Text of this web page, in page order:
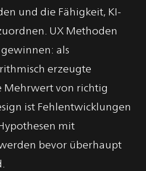
und die Fähigkeit, KI-
UX Methoden
als
erzeugte
Mehrwert von richtig
ist Fehlentwicklungen
mit
bevor überhaupt